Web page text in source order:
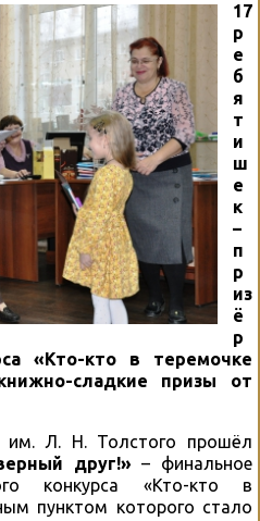
17
р
е
б
я
т
и
ш
е
к
–
п
р
из
ё
р
«Кто-кто в теремочке
сладкие призы от
им. Л. Н. Толстого прошёл
друг!» – финальное
конкурса «Кто-кто в
пунктом которого стало